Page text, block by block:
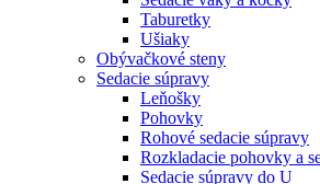
Taburetky
Ušiaky
Obývačkové steny
Sedacie súpravy
Leňošky
Pohovky
Rohové sedacie súpravy
Rozkladacie pohovky a
Sedacie súpravy do U